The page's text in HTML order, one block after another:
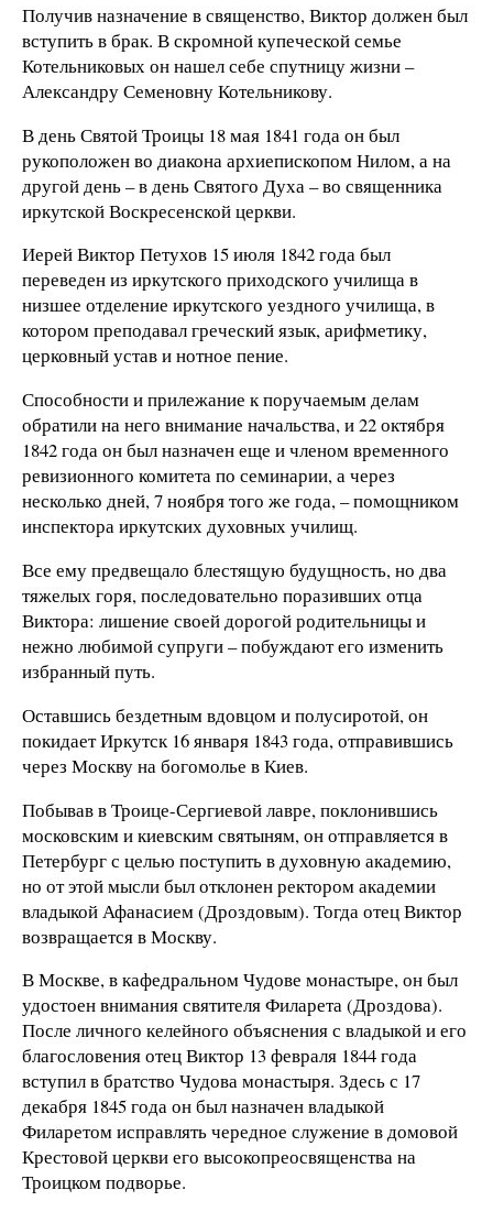
Получив назначение в священство, Виктор должен был
вступить в брак. В скромной купеческой семье
Котельниковых он нашел себе спутницу жизни –
Александру Семеновну Котельникову.
В день Святой Троицы 18 мая 1841 года он был
рукоположен во диакона архиепископом Нилом, а на
другой день – в день Святого Духа – во священника
иркутской Воскресенской церкви.
Иерей Виктор Петухов 15 июля 1842 года был
переведен из иркутского приходского училища в
низшее отделение иркутского уездного училища, в
котором преподавал греческий язык, арифметику,
церковный устав и нотное пение.
Способности и прилежание к поручаемым делам
обратили на него внимание начальства, и 22 октября
1842 года он был назначен еще и членом временного
ревизионного комитета по семинарии, а через
несколько дней, 7 ноября того же года, – помощником
инспектора иркутских духовных училищ.
Все ему предвещало блестящую будущность, но два
тяжелых горя, последовательно поразивших отца
Виктора: лишение своей дорогой родительницы и
нежно любимой супруги – побуждают его изменить
избранный путь.
Оставшись бездетным вдовцом и полусиротой, он
покидает Иркутск 16 января 1843 года, отправившись
через Москву на богомолье в Киев.
Побывав в Троице-Сергиевой лавре, поклонившись
московским и киевским святыням, он отправляется в
Петербург с целью поступить в духовную академию,
но от этой мысли был отклонен ректором академии
владыкой Афанасием (Дроздовым). Тогда отец Виктор
возвращается в Москву.
В Москве, в кафедральном Чудове монастыре, он был
удостоен внимания святителя Филарета (Дроздова).
После личного келейного объяснения с владыкой и его
благословения отец Виктор 13 февраля 1844 года
вступил в братство Чудова монастыря. Здесь с 17
декабря 1845 года он был назначен владыкой
Филаретом исправлять чередное служение в домовой
Крестовой церкви его высокопреосвященства на
Троицком подворье.